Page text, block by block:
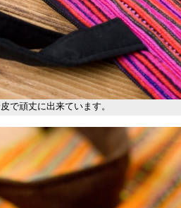
で頑丈に出来ています。